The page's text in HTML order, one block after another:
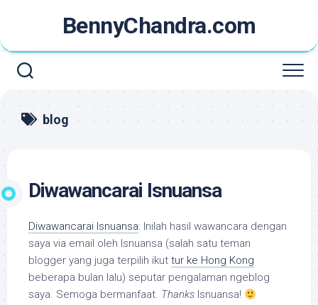
content
BennyChandra.com
blog
Diwawancarai Isnuansa
Diwawancarai Isnuansa: Inilah hasil wawancara dengan
saya via email oleh Isnuansa (salah satu teman
blogger yang juga terpilih ikut tur ke Hong Kong
beberapa bulan lalu) seputar pengalaman ngeblog
saya. Semoga bermanfaat. Thanks Isnuansa!